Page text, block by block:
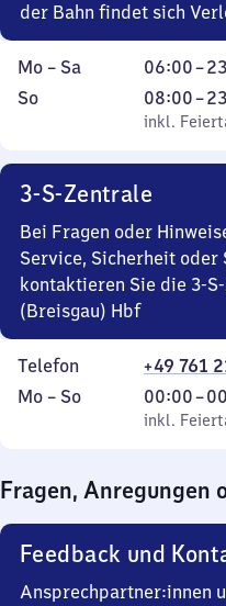
der Bahn findet sich
Montag
bis
Mo – Sa 06:00–
Von
6
Uhr
Uhr
Sonntag
So,
inkl. Feiertage
08:00–
Von
8
23
Uhr
inkl.
3-S-Zentrale
Bei Fragen oder
Service, Sicherheit oder
kontaktieren Sie die 3-
(Breisgau) Hbf
Telefon
+49 761
Montag
Mo – So,
inkl. Feiertage
00:00–
Von
0
0
Uhr
inkl.
Fragen, Anregungen
Feedback und
Ansprechpartner:innen